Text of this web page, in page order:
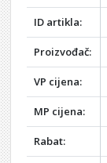
ID artikla:
Proizvođač:
VP cijena:
MP cijena:
Rabat: